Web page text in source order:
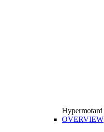
Hypermotard
OVERVIEW